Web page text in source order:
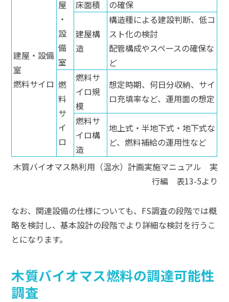
建屋・設備
室
燃料サイロ
屋
・
設
備
室
床面積 の確保
建屋構
造
構造種による建設判断、低コ
スト化の検討
配管構成やスペースの確保な
ど
燃
料
サ
イ
ロ
燃料サ
イロ規
模
想定時期、何日分収納、サイ
ロ充填率など、運用面の想定
燃料サ
イロ構
造
地上式・半地下式・地下式な
ど、燃料補給の運用性など
木質バイオマス熱利用（温水）計画実施マニュアル 実
行編 表13-5より
なお、関連設備の仕様についても、FS調査の段階では概
略を検討し、基本設計の段階でより詳細な検討を行うこ
とになります。
木質バイオマス燃料の調達可能性
調査